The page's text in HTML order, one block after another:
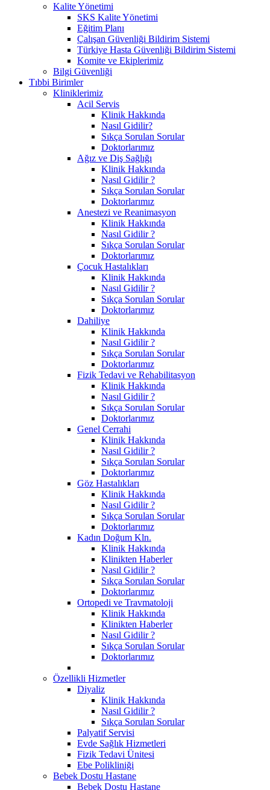
Kalite Yönetimi
SKS Kalite Yönetimi
Eğitim Planı
Çalışan Güvenliği Bildirim Sistemi
Türkiye Hasta Güvenliği Bildirim Sistemi
Komite ve Ekiplerimiz
Bilgi Güvenliği
Tıbbi Birimler
Kliniklerimiz
Acil Servis
Klinik Hakkında
Nasıl Gidilir?
Sıkça Sorulan Sorular
Doktorlarımız
Ağız ve Diş Sağlığı
Klinik Hakkında
Nasıl Gidilir ?
Sıkça Sorulan Sorular
Doktorlarımız
Anestezi ve Reanimasyon
Klinik Hakkında
Nasıl Gidilir ?
Sıkça Sorulan Sorular
Doktorlarımız
Çocuk Hastalıkları
Klinik Hakkında
Nasıl Gidilir ?
Sıkça Sorulan Sorular
Doktorlarımız
Dahiliye
Klinik Hakkında
Nasıl Gidilir ?
Sıkça Sorulan Sorular
Doktorlarımız
Fizik Tedavi ve Rehabilitasyon
Klinik Hakkında
Nasıl Gidilir ?
Sıkça Sorulan Sorular
Doktorlarımız
Genel Cerrahi
Klinik Hakkında
Nasıl Gidilir ?
Sıkça Sorulan Sorular
Doktorlarımız
Göz Hastalıkları
Klinik Hakkında
Nasıl Gidilir ?
Sıkça Sorulan Sorular
Doktorlarımız
Kadın Doğum Kln.
Klinik Hakkında
Klinikten Haberler
Nasıl Gidilir ?
Sıkça Sorulan Sorular
Doktorlarımız
Ortopedi ve Travmatoloji
Klinik Hakkında
Klinikten Haberler
Nasıl Gidilir ?
Sıkça Sorulan Sorular
Doktorlarımız
Özellikli Hizmetler
Diyaliz
Klinik Hakkında
Nasıl Gidilir ?
Sıkça Sorulan Sorular
Palyatif Servisi
Evde Sağlık Hizmetleri
Fizik Tedavi Ünitesi
Ebe Polikliniği
Bebek Dostu Hastane
Bebek Dostu Hastane